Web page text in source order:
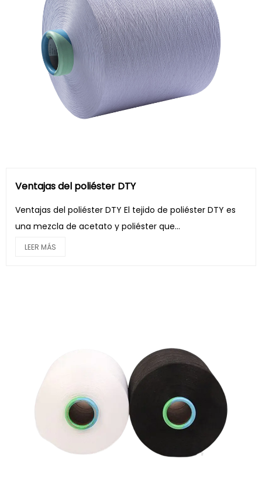
Ventajas del poliéster DTY
Ventajas del poliéster DTY El tejido de poliéster DTY es
una mezcla de acetato y poliéster que...
LEER MÁS